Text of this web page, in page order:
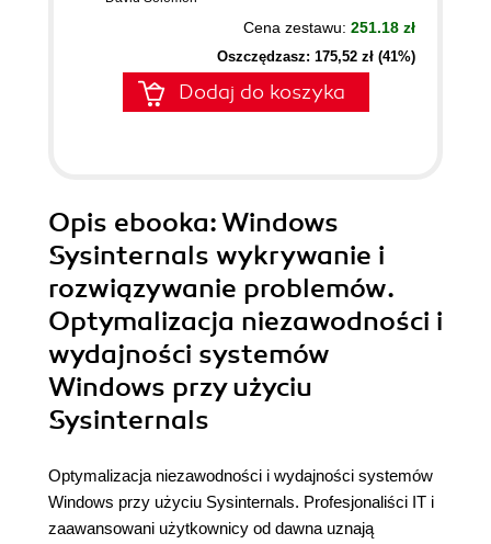
Cena zestawu: 251.18 zł
Oszczędzasz: 175,52 zł (41%)
Dodaj do koszyka
Opis ebooka: Windows
Sysinternals wykrywanie i
rozwiązywanie problemów.
Optymalizacja niezawodności i
wydajności systemów
Windows przy użyciu
Sysinternals
Optymalizacja niezawodności i wydajności systemów
Windows przy użyciu Sysinternals. Profesjonaliści IT i
zaawansowani użytkownicy od dawna uznają